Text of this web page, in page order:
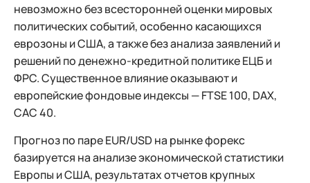
невозможно без всесторонней оценки мировых
политических событий, особенно касающихся
еврозоны и США, а также без анализа заявлений и
решений по денежно-кредитной политике ЕЦБ и
ФРС. Существенное влияние оказывают и
европейские фондовые индексы — FTSE 100, DAX,
CAC 40.
Прогноз по паре EUR/USD на рынке форекс
базируется на анализе экономической статистики
Европы и США, результатах отчетов крупных